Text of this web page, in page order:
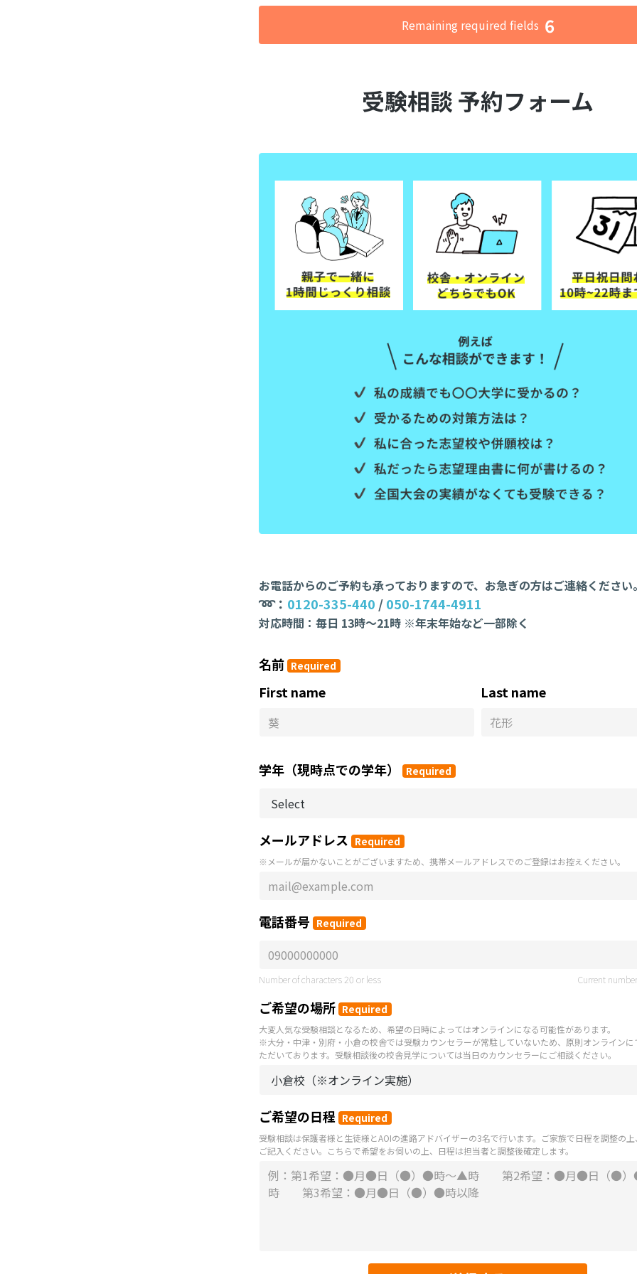
Remaining required fields 6
受験相談 予約フォーム
お電話からのご予約も承っておりますので、お急ぎの方はご連絡ください
➿： 0120-335-440 /050-1744-4911
対応時間：毎日 13時〜21時 ※年末年始など一部除く
名前 Required
Last name
First name
学年（現時点での学年） Required
メールアドレス Required
※メールが届かないことがございますため、携帯メールアドレスでのご登録はお控えください。
電話番号 Required
Number of characters 20 or less Current
ご希望の場所 Required
大変人気な受験相談となるため、希望の日時によってはオンラインになる可能性があります。
※大分・中津・別府・小倉の校舎では受験カウンセラーが常駐していないため、原則オンライン
ただいております。受験相談後の校舎見学については当日のカウンセラーにご相談ください。
ご希望の日程 Required
受験相談は保護者様と生徒様とAOIの進路アドバイザーの3名で行います。ご家族で日程を調整の
ご記入ください。こちらで希望をお伺いの上、日程は担当者と調整後確定します。